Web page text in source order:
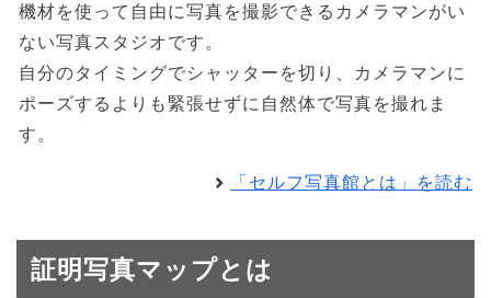
機材を使って自由に写真を撮影できるカメラマンがい
ない写真スタジオです。
自分のタイミングでシャッターを切り、カメラマンに
ポーズするよりも緊張せずに自然体で写真を撮れま
す。
「セルフ写真館とは」を読む
証明写真マップとは